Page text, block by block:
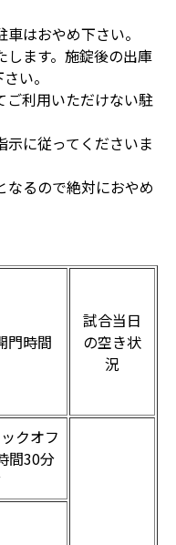
はおやめ下さい。
ます。施錠後の出庫
い。
利用いただけない駐
に従ってくださいま
るので絶対におやめ
門時間
試合当日
の空き状
況
クオフ
間30分